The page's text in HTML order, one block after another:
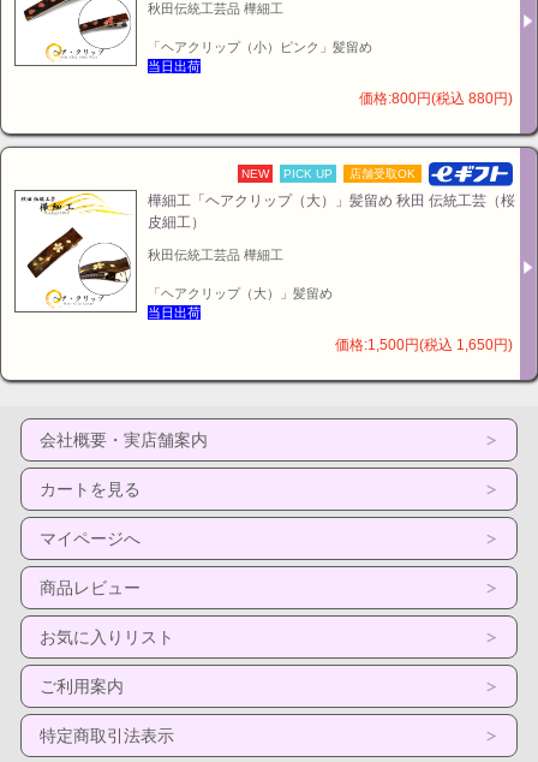
秋田伝統工芸品 樺細工
「ヘアクリップ（小）ピンク」髪留め
当日出荷
価格:800円(税込 880円)
NEW PICK UP 店舗受取OK
樺細工「ヘアクリップ（大）」髪留め 秋田 伝統工芸（桜
皮細工）
秋田伝統工芸品 樺細工
「ヘアクリップ（大）」髪留め
当日出荷
価格:1,500円(税込 1,650円)
会社概要・実店舗案内
カートを見る
マイページへ
商品レビュー
お気に入りリスト
ご利用案内
特定商取引法表示